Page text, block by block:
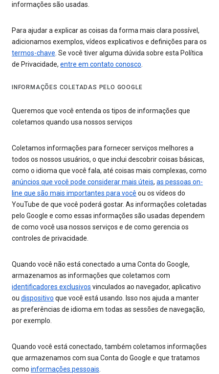
informações são usadas.
Para ajudar a explicar as coisas da forma mais clara possível,
adicionamos exemplos, vídeos explicativos e definições para os
termos-chave. Se você tiver alguma dúvida sobre esta Política
de Privacidade, entre em contato conosco.
INFORMAÇÕES COLETADAS PELO GOOGLE
Queremos que você entenda os tipos de informações que
coletamos quando usa nossos serviços
Coletamos informações para fornecer serviços melhores a
todos os nossos usuários, o que inclui descobrir coisas básicas,
como o idioma que você fala, até coisas mais complexas, como
anúncios que você pode considerar mais úteis, as pessoas on-
line que são mais importantes para você ou os vídeos do
YouTube de que você poderá gostar. As informações coletadas
pelo Google e como essas informações são usadas dependem
de como você usa nossos serviços e de como gerencia os
controles de privacidade.
Quando você não está conectado a uma Conta do Google,
armazenamos as informações que coletamos com
identificadores exclusivos vinculados ao navegador, aplicativo
ou dispositivo que você está usando. Isso nos ajuda a manter
as preferências de idioma em todas as sessões de navegação,
por exemplo.
Quando você está conectado, também coletamos informações
que armazenamos com sua Conta do Google e que tratamos
como informações pessoais.